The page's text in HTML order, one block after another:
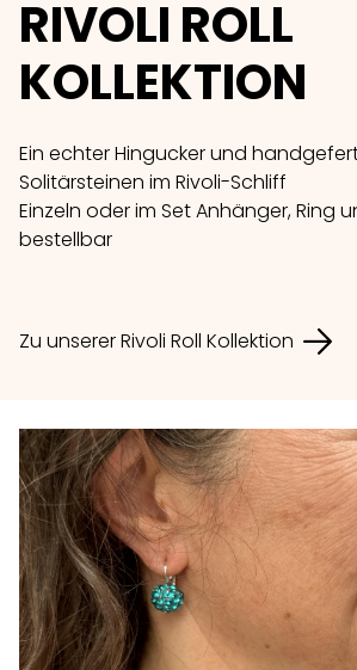
RIVOLI ROLL
KOLLEKTION
Ein echter Hingucker und
Solitärsteinen im Rivoli-Schliff
Einzeln oder im Set Anhänger, Ring
bestellbar
Zu unserer Rivoli Roll Kollektion